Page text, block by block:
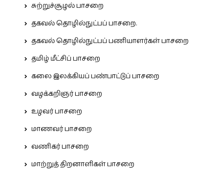
சுற்றுச்சூழல் பாசறை
தகவல் தொழில்நுட்பப் பாசறை.
தகவல் தொழில்நுட்பப் பணியாளர்கள் பாசறை
தமிழ் மீட்சிப் பாசறை
கலை இலக்கியப் பண்பாட்டுப் பாசறை
வழக்கறிஞர் பாசறை
உழவர் பாசறை
மாணவர் பாசறை
வணிகர் பாசறை
மாற்றுத் திறனாளிகள் பாசறை